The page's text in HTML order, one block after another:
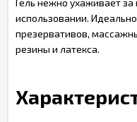
Гель нежно ухаживает
использовании.
презервативов,
резины и латекса.